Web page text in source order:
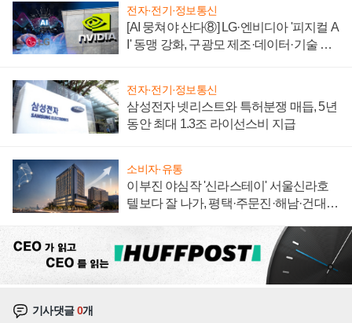
전자·전기·정보통신
[AI 뭉쳐야 산다⑧] LG·엔비디아 '피지컬 A
I' 동맹 강화, 구광모 제조·데이터·기술 결
전자·전기·정보통신
삼성전자 넷리스트와 특허분쟁 매듭, 5년
동안 최대 1.3조 라이선스비 지급
소비자·유통
이부진 야심작 '신라스테이' 서울신라호
텔보다 잘 나가, 평택·주문진·해남·건대로
기사댓글0개